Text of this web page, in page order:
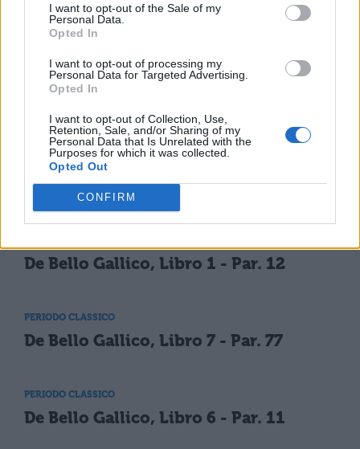
I want to opt-out of the Sale of my
Personal Data.
Opted In
I want to opt-out of processing my
Personal Data for Targeted Advertising.
Opted In
I want to opt-out of Collection, Use,
Retention, Sale, and/or Sharing of my
Personal Data that Is Unrelated with the
Purposes for which it was collected.
Opted Out
CONFIRM
TI POTREBBE INTERESSARE
Cesare: opere e versioni
PERIODO CLASSICO
De Bello Gallico, Libro 7 - Par. 89
De Bello Gallico, Libro 1 - Par. 12
PERIODO CLASSICO
De Bello Gallico, Libro 7 - Par. 77
PERIODO CLASSICO
De Bello Gallico, Libro 6 - Par. 11